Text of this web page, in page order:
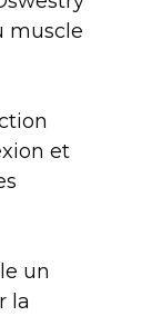
muscle
et
un
la